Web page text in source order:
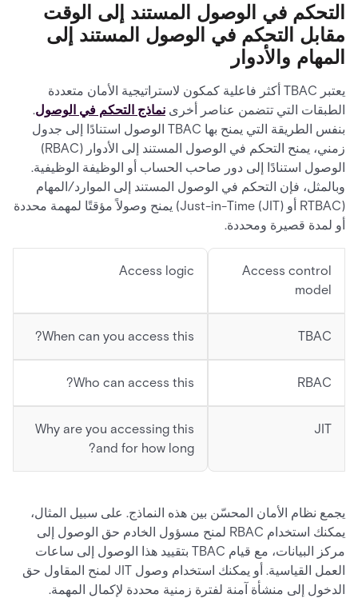
التحكم في الوصول المستند إلى الوقت
مقابل التحكم في الوصول المستند إلى
المهام والأدوار
يعتبر TBAC أكثر فاعلية كمكون لاستراتيجية الأمان متعددة
الطبقات التي تتضمن عناصر أخرى نماذج التحكم في الوصول.
بنفس الطريقة التي يمنح بها TBAC الوصول استنادًا إلى جدول
زمني، يمنح التحكم في الوصول المستند إلى الأدوار (RBAC)
الوصول استنادًا إلى دور صاحب الحساب أو الوظيفة الوظيفية.
وبالمثل، فإن التحكم في الوصول المستند إلى الموارد/المهام
(RTBAC أو Just-in-Time (JIT)) يمنح وصولاً مؤقتًا لمهمة محددة
أو لمدة قصيرة ومحددة.
Access control
model
Access logic
TBAC
When can you access this?
RBAC
Who can access this?
JIT
Why are you accessing this
and for how long?
يجمع نظام الأمان المحسّن بين هذه النماذج. على سبيل المثال،
يمكنك استخدام RBAC لمنح مسؤول الخادم حق الوصول إلى
مركز البيانات، مع قيام TBAC بتقييد هذا الوصول إلى ساعات
العمل القياسية. أو يمكنك استخدام وصول JIT لمنح المقاول حق
الدخول إلى منشأة آمنة لفترة زمنية محددة لإكمال المهمة.